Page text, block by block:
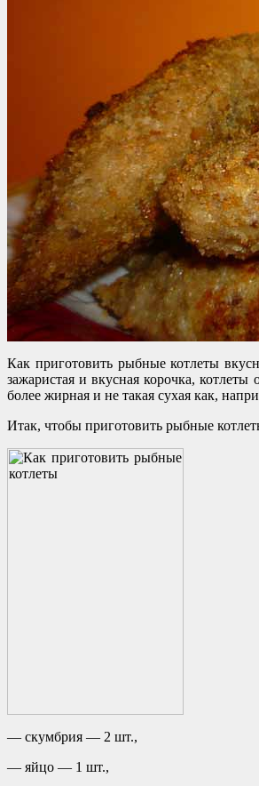
Как приготовить рыбные котлеты
зажаристая и вкусная корочка,
более жирная и не такая сухая как,
Итак, чтобы приготовить рыбные
— скумбрия — 2 шт.,
— яйцо — 1 шт.,